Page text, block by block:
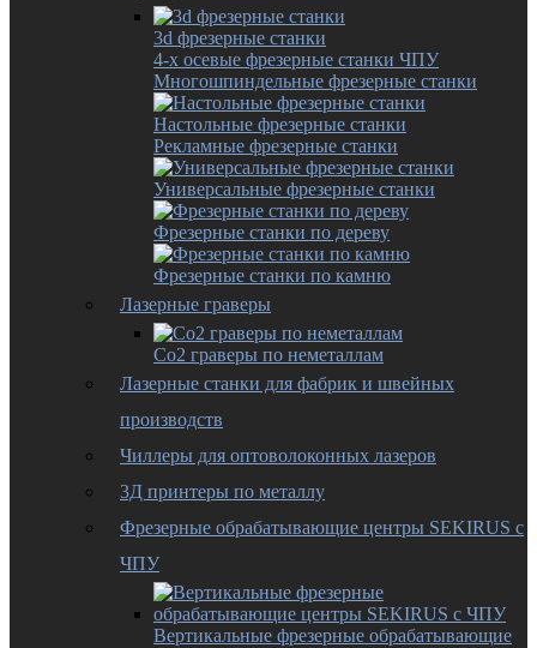
3d фрезерные станки
4-х осевые фрезерные станки ЧПУ
Многошпиндельные фрезерные станки
Настольные фрезерные станки
Рекламные фрезерные станки
Универсальные фрезерные станки
Фрезерные станки по дереву
Фрезерные станки по камню
Лазерные граверы
Co2 граверы по неметаллам
Лазерные станки для фабрик и швейных
производств
Чиллеры для оптоволоконных лазеров
3Д принтеры по металлу
Фрезерные обрабатывающие центры SEKIRUS с
ЧПУ
Вертикальные фрезерные обрабатывающие